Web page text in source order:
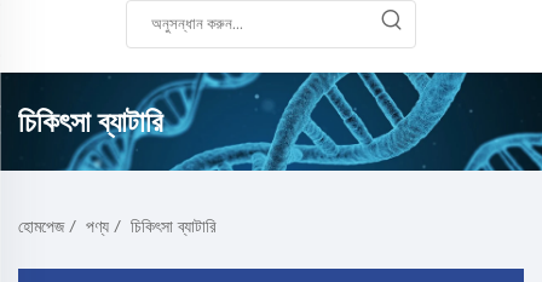
চিকিৎসা ব্যাটারি
হোমপেজ/ পণ্য / চিকিৎসা ব্যাটারি